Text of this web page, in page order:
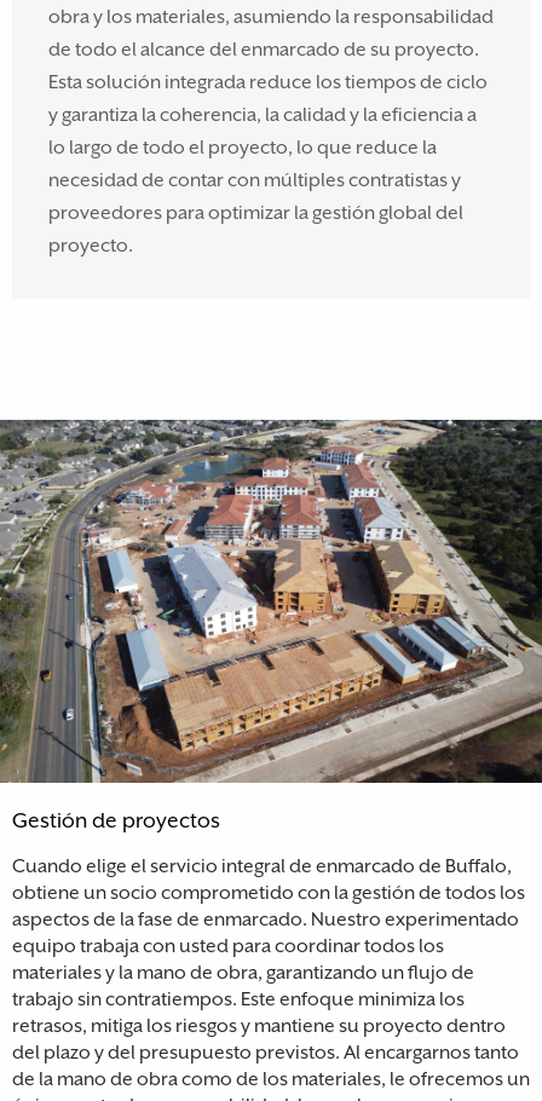
obra y los materiales, asumiendo la responsabilidad
de todo el alcance del enmarcado de su proyecto.
Esta solución integrada reduce los tiempos de ciclo
y garantiza la coherencia, la calidad y la eficiencia a
lo largo de todo el proyecto, lo que reduce la
necesidad de contar con múltiples contratistas y
proveedores para optimizar la gestión global del
proyecto.
Gestión de proyectos
Cuando elige el servicio integral de enmarcado de Buffalo,
obtiene un socio comprometido con la gestión de todos los
aspectos de la fase de enmarcado. Nuestro experimentado
equipo trabaja con usted para coordinar todos los
materiales y la mano de obra, garantizando un flujo de
trabajo sin contratiempos. Este enfoque minimiza los
retrasos, mitiga los riesgos y mantiene su proyecto dentro
del plazo y del presupuesto previstos. Al encargarnos tanto
de la mano de obra como de los materiales, le ofrecemos un